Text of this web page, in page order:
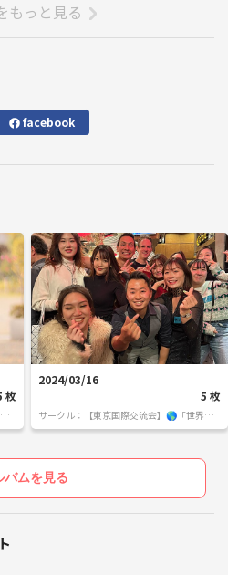
もっと見る
facebook
枚
2024/03/16
5 枚
サークル：【東京国際交流会】🌎「世界の
人と繋りたい」違う世界見てみたい方は必
す。
バムを見る